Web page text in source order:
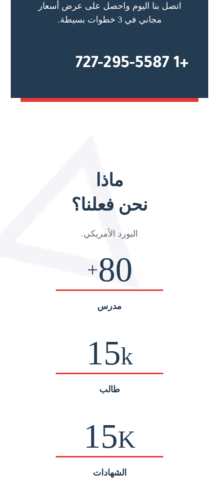
اتصل بنا اليوم واحصل على عرض أسعار
مجاني في 3 خطوات بسيطة.
+1 727-295-5587
ماذا
نحن فعلنا؟
البورد الأمريكي.
80
+
مدرس
15k
طالب
15K
الشهادات